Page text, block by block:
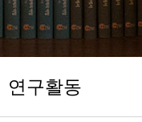
연구활동